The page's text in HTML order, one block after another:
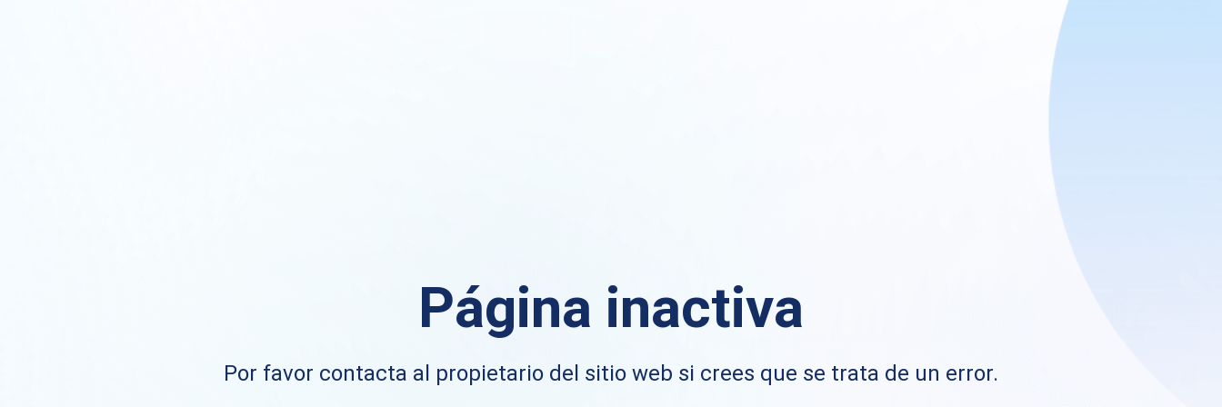
Página inactiva
Por favor contacta al propietario del sitio web si crees que se trata de un error.